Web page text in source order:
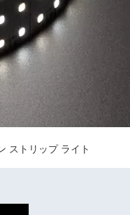
ストリップ ライト